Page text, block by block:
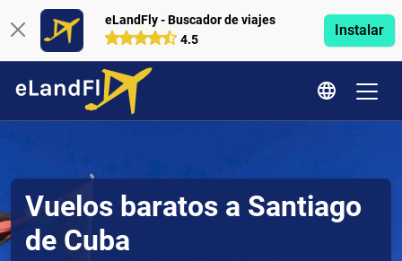
eLandFly - Buscador de viajes
4.5
Instalar
Vuelos baratos a Santiago
de Cuba